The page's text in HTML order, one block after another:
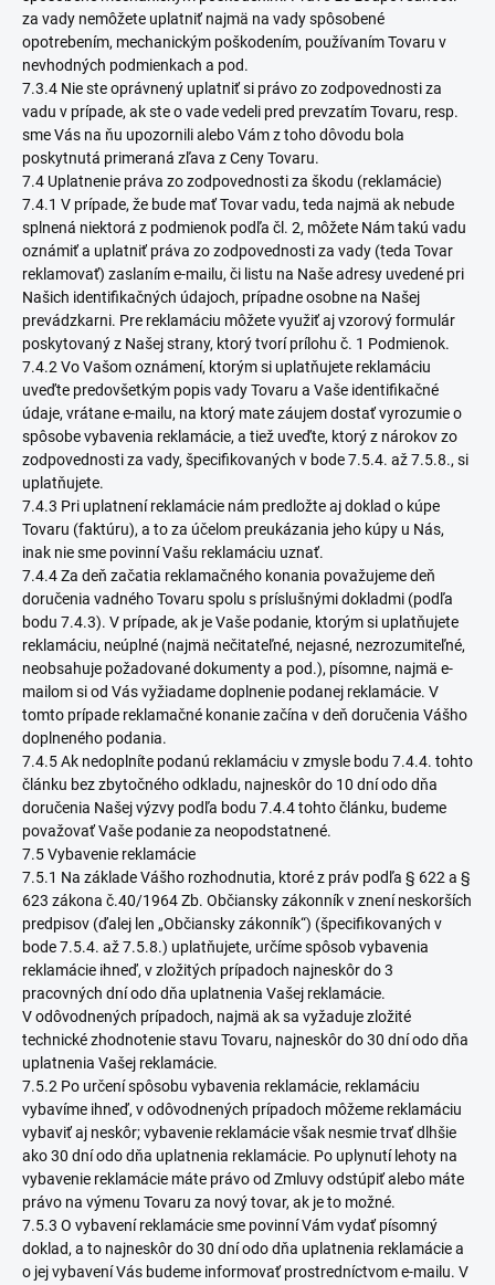
za vady nemôžete uplatniť najmä na vady spôsobené
opotrebením, mechanickým poškodením, používaním Tovaru v
nevhodných podmienkach a pod.
7.3.4 Nie ste oprávnený uplatniť si právo zo zodpovednosti za
vadu v prípade, ak ste o vade vedeli pred prevzatím Tovaru, resp.
sme Vás na ňu upozornili alebo Vám z toho dôvodu bola
poskytnutá primeraná zľava z Ceny Tovaru.
7.4 Uplatnenie práva zo zodpovednosti za škodu (reklamácie)
7.4.1 V prípade, že bude mať Tovar vadu, teda najmä ak nebude
splnená niektorá z podmienok podľa čl. 2, môžete Nám takú vadu
oznámiť a uplatniť práva zo zodpovednosti za vady (teda Tovar
reklamovať) zaslaním e-mailu, či listu na Naše adresy uvedené pri
Našich identifikačných údajoch, prípadne osobne na Našej
prevádzkarni. Pre reklamáciu môžete využiť aj vzorový formulár
poskytovaný z Našej strany, ktorý tvorí prílohu č. 1 Podmienok.
7.4.2 Vo Vašom oznámení, ktorým si uplatňujete reklamáciu
uveďte predovšetkým popis vady Tovaru a Vaše identifikačné
údaje, vrátane e-mailu, na ktorý mate záujem dostať vyrozumie o
spôsobe vybavenia reklamácie, a tiež uveďte, ktorý z nárokov zo
zodpovednosti za vady, špecifikovaných v bode 7.5.4. až 7.5.8., si
uplatňujete.
7.4.3 Pri uplatnení reklamácie nám predložte aj doklad o kúpe
Tovaru (faktúru), a to za účelom preukázania jeho kúpy u Nás,
inak nie sme povinní Vašu reklamáciu uznať.
7.4.4 Za deň začatia reklamačného konania považujeme deň
doručenia vadného Tovaru spolu s príslušnými dokladmi (podľa
bodu 7.4.3). V prípade, ak je Vaše podanie, ktorým si uplatňujete
reklamáciu, neúplné (najmä nečitateľné, nejasné, nezrozumiteľné,
neobsahuje požadované dokumenty a pod.), písomne, najmä e-
mailom si od Vás vyžiadame doplnenie podanej reklamácie. V
tomto prípade reklamačné konanie začína v deň doručenia Vášho
doplneného podania.
7.4.5 Ak nedoplníte podanú reklamáciu v zmysle bodu 7.4.4. tohto
článku bez zbytočného odkladu, najneskôr do 10 dní odo dňa
doručenia Našej výzvy podľa bodu 7.4.4 tohto článku, budeme
považovať Vaše podanie za neopodstatnené.
7.5 Vybavenie reklamácie
7.5.1 Na základe Vášho rozhodnutia, ktoré z práv podľa § 622 a §
623 zákona č.40/1964 Zb. Občiansky zákonník v znení neskorších
predpisov (ďalej len „Občiansky zákonník“) (špecifikovaných v
bode 7.5.4. až 7.5.8.) uplatňujete, určíme spôsob vybavenia
reklamácie ihneď, v zložitých prípadoch najneskôr do 3
pracovných dní odo dňa uplatnenia Vašej reklamácie.
V odôvodnených prípadoch, najmä ak sa vyžaduje zložité
technické zhodnotenie stavu Tovaru, najneskôr do 30 dní odo dňa
uplatnenia Vašej reklamácie.
7.5.2 Po určení spôsobu vybavenia reklamácie, reklamáciu
vybavíme ihneď, v odôvodnených prípadoch môžeme reklamáciu
vybaviť aj neskôr; vybavenie reklamácie však nesmie trvať dlhšie
ako 30 dní odo dňa uplatnenia reklamácie. Po uplynutí lehoty na
vybavenie reklamácie máte právo od Zmluvy odstúpiť alebo máte
právo na výmenu Tovaru za nový tovar, ak je to možné.
7.5.3 O vybavení reklamácie sme povinní Vám vydať písomný
doklad, a to najneskôr do 30 dní odo dňa uplatnenia reklamácie a
o jej vybavení Vás budeme informovať prostredníctvom e-mailu. V